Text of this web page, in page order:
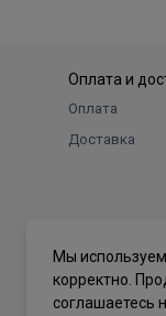
Оплата и
Оплата
Доставка
Мы
корректно.
соглашаетесь